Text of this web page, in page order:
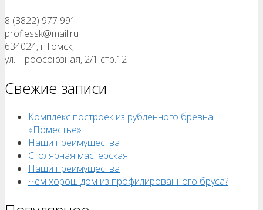
8 (3822) 977 991
proflessk@mail.ru
634024, г.Томск,
ул. Профсоюзная, 2/1 стр.12
Свежие записи
Комплекс построек из рубленного бревна
«Поместье»
Наши преимущества
Столярная мастерская
Наши преимущества
Чем хорош дом из профилированного бруса?